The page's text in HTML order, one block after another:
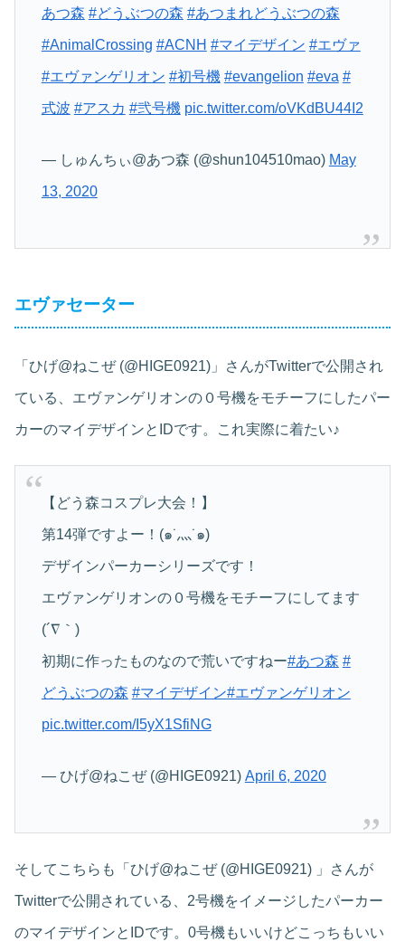
あつ森 #どうぶつの森 #あつまれどうぶつの森
#AnimalCrossing #ACNH #マイデザイン #エヴァ
#エヴァンゲリオン #初号機 #evangelion #eva #
式波 #アスカ #弐号機 pic.twitter.com/oVKdBU44I2
— しゅんちぃ@あつ森 (@shun104510mao) May
13, 2020
エヴァセーター
「ひげ@ねこぜ (@HIGE0921)」さんがTwitterで公開され
ている、エヴァンゲリオンの０号機をモチーフにしたパー
カーのマイデザインとIDです。これ実際に着たい♪
【どう森コスプレ大会！】
第14弾ですよー！(๑˙灬˙๑)
デザインパーカーシリーズです！
エヴァンゲリオンの０号機をモチーフにしてます
(´∇｀)
初期に作ったものなので荒いですねー#あつ森 #
どうぶつの森 #マイデザイン#エヴァンゲリオン
pic.twitter.com/I5yX1SfiNG
— ひげ@ねこぜ (@HIGE0921) April 6, 2020
そしてこちらも「ひげ@ねこぜ (@HIGE0921) 」さんが
Twitterで公開されている、2号機をイメージしたパーカー
のマイデザインとIDです。0号機もいいけどこっちもいい